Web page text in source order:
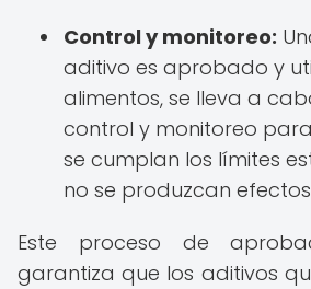
Control y monitoreo:
aditivo es aprobado y
alimentos, se lleva a
control y monitoreo
se cumplan los límites
no se produzcan
Este proceso de
garantiza que los aditivos